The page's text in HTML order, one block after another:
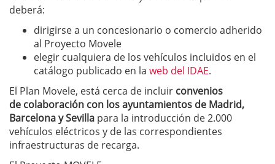
deberá:
dirigirse a un concesionario o comercio adherido
al Proyecto Movele
elegir cualquiera de los vehículos incluidos en el
catálogo publicado en la web del IDAE.
El Plan Movele, está cerca de incluir convenios
de colaboración con los ayuntamientos de Madrid,
Barcelona y Sevilla para la introducción de 2.000
vehículos eléctricos y de las correspondientes
infraestructuras de recarga.